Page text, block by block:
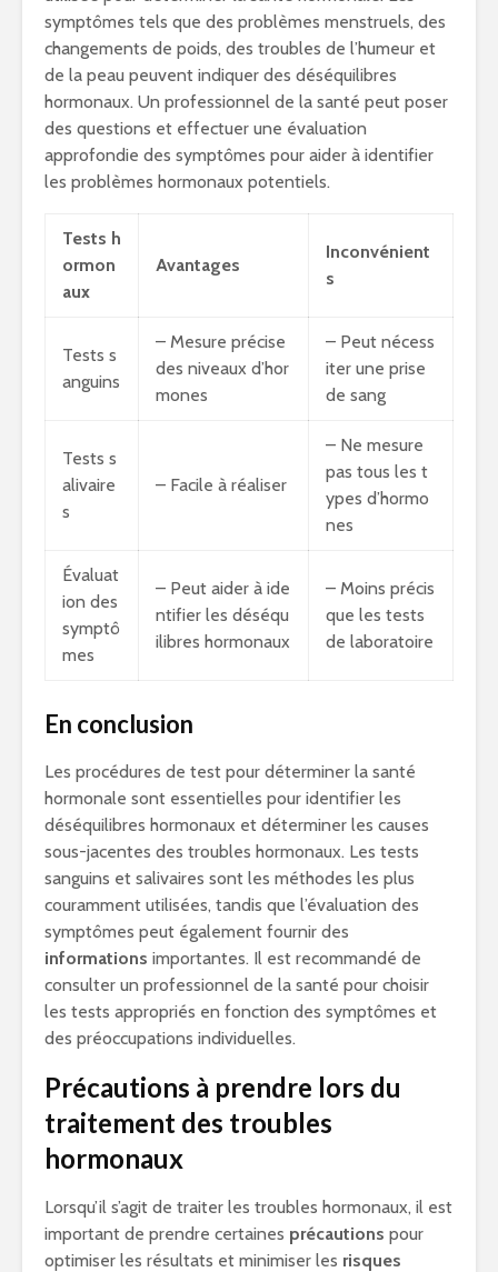
symptômes tels que des problèmes menstruels, des
changements de poids, des troubles de l’humeur et
de la peau peuvent indiquer des déséquilibres
hormonaux. Un professionnel de la santé peut poser
des questions et effectuer une évaluation
approfondie des symptômes pour aider à identifier
les problèmes hormonaux potentiels.
Tests h
ormon
aux
Avantages
Inconvénient
s
Tests s
anguins
– Mesure précise
des niveaux d’hor
mones
– Peut nécess
iter une prise
de sang
Tests s
alivaire
s
– Facile à réaliser
– Ne mesure
pas tous les t
ypes d’hormo
nes
Évaluat
ion des
symptô
mes
– Peut aider à ide
ntifier les déséqu
ilibres hormonaux
– Moins précis
que les tests
de laboratoire
En conclusion
Les procédures de test pour déterminer la santé
hormonale sont essentielles pour identifier les
déséquilibres hormonaux et déterminer les causes
sous-jacentes des troubles hormonaux. Les tests
sanguins et salivaires sont les méthodes les plus
couramment utilisées, tandis que l’évaluation des
symptômes peut également fournir des
informations importantes. Il est recommandé de
consulter un professionnel de la santé pour choisir
les tests appropriés en fonction des symptômes et
des préoccupations individuelles.
Précautions à prendre lors du
traitement des troubles
hormonaux
Lorsqu’il s’agit de traiter les troubles hormonaux, il est
important de prendre certaines précautions pour
optimiser les résultats et minimiser les risques